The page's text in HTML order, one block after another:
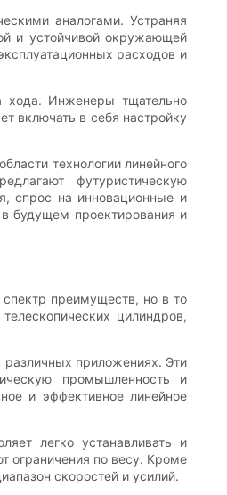
аналогами. Устраняя
и устойчивой окружающей
расходов и
хода. Инженеры тщательно
включать в себя настройку
технологии линейного
футуристическую
спрос на инновационные и
будущем проектирования и
преимуществ, но в то
цилиндров,
различных приложениях. Эти
промышленность и
и эффективное линейное
легко устанавливать и
ограничения по весу. Кроме
скоростей и усилий.